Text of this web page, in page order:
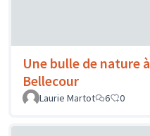
Une bulle de nature à
Bellecour
Laurie Martot
6 0